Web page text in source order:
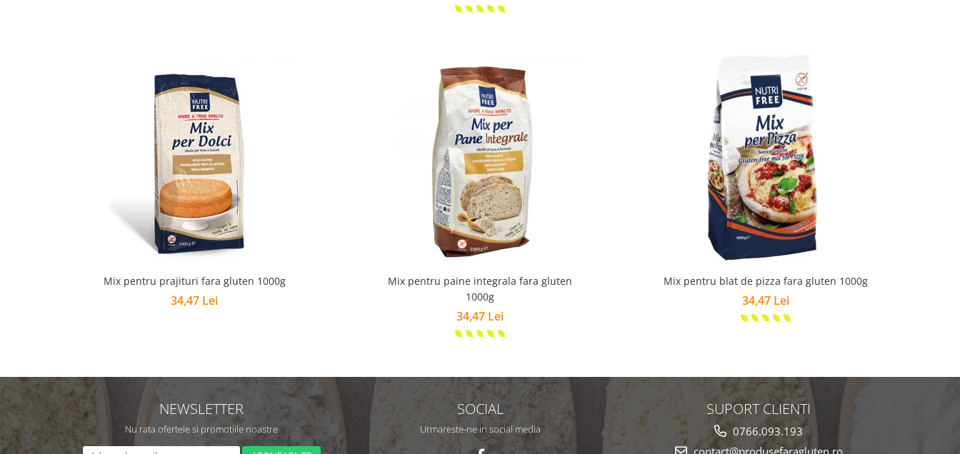
Mix pentru prajituri fara gluten 1000g
34,47 Lei
Mix pentru paine integrala fara gluten
1000g
34,47 Lei
Mix pentru blat de pizza fara gluten 1000g
34,47 Lei
NEWSLETTER
Nu rata ofertele si promotiile noastre
SOCIAL
Urmareste-ne in social media
SUPORT CLIENTI
0766.093.193
contact@produsefaragluten.ro